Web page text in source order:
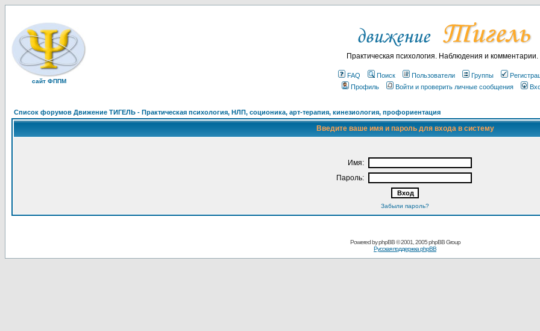
сайт ФППМ
Практическая психология. Наблюдения и комментарии.
FAQ Поиск Пользователи Группы
Профиль
Войти и проверить личные сообщения
Список форумов Движение ТИГЕЛЬ - Практическая психология, НЛП, соционика, арт-терапия, кинезиология, профориентация
Введите ваше имя и пароль для входа в систему
Имя:
Пароль:
Забыли пароль?
Powered byphpBB© 2001, 2005 phpBB Group
Русская поддержка phpBB